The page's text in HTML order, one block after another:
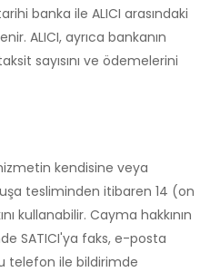
banka ile ALICI arasındaki
ALICI, ayrıca bankanın
sayısını ve ödemelerini
kendisine veya
tesliminden itibaren 14 (on
kullanabilir. Cayma hakkının
SATICI'ya faks, e-posta
telefon ile bildirimde